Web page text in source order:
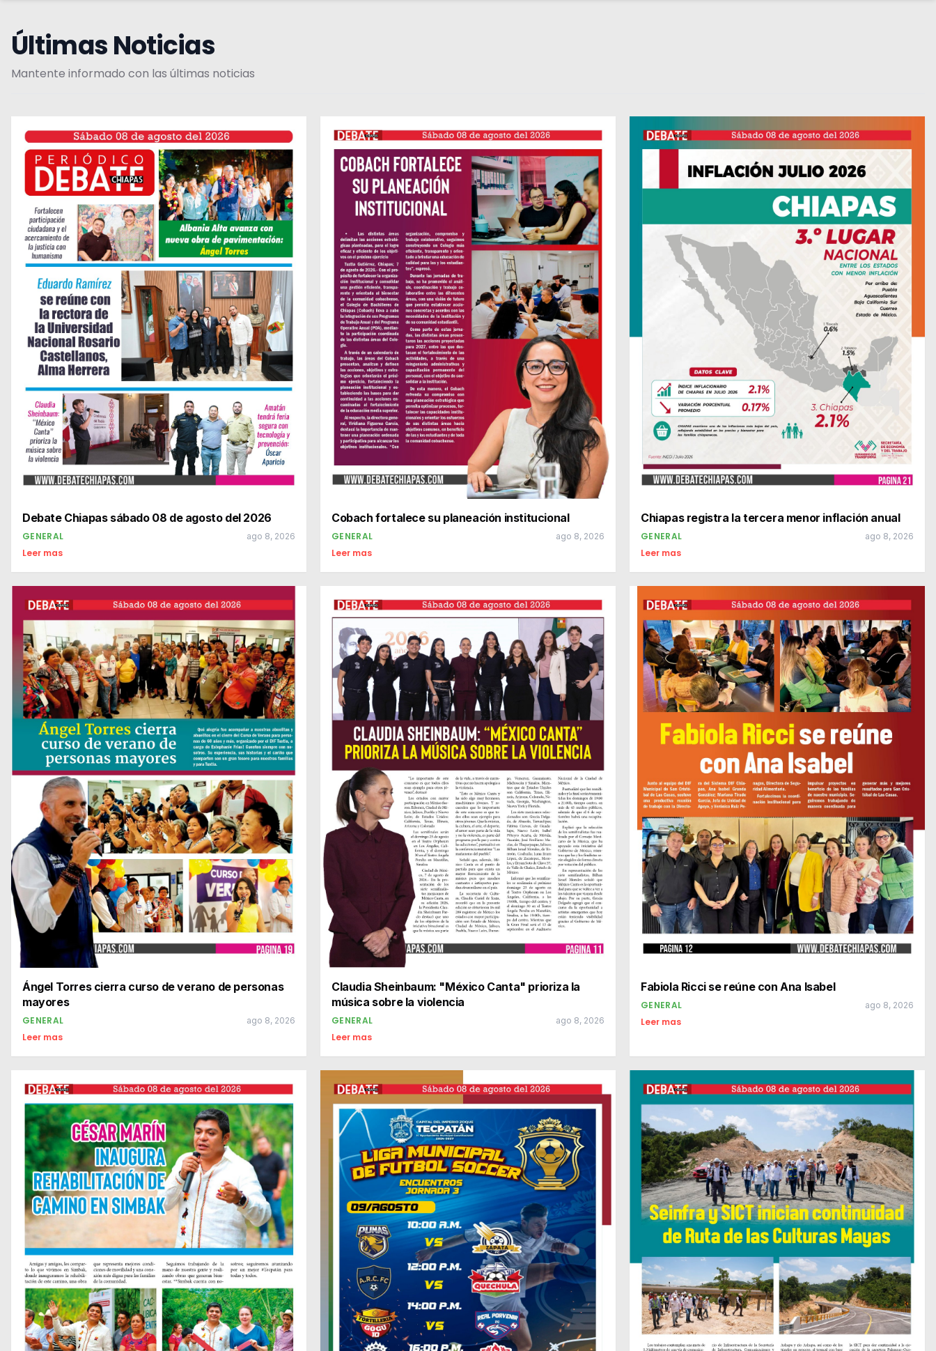
Últimas Noticias
Mantente informado con las últimas noticias
Debate Chiapas sábado 08 de agosto del 2026
GENERAL ago 8, 2026
Leer mas
Cobach fortalece su planeación institucional
GENERAL ago 8, 2026
Leer mas
Chiapas registra la tercera menor inflación anual
GENERAL ago 8, 2026
Leer mas
Ángel Torres cierra curso de verano de personas
mayores
GENERAL ago 8, 2026
Leer mas
Claudia Sheinbaum: "México Canta" prioriza la
música sobre la violencia
GENERAL ago 8, 2026
Leer mas
Fabiola Ricci se reúne con Ana Isabel
GENERAL ago 8, 2026
Leer mas